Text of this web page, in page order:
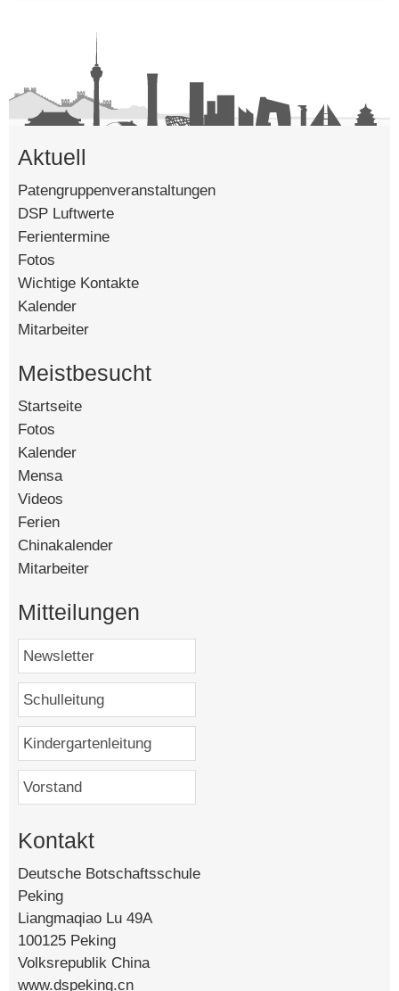
Aktuell
Patengruppenveranstaltungen
DSP Luftwerte
Ferientermine
Fotos
Wichtige Kontakte
Kalender
Mitarbeiter
Meistbesucht
Startseite
Fotos
Kalender
Mensa
Videos
Ferien
Chinakalender
Mitarbeiter
Mitteilungen
Kontakt
Deutsche Botschaftsschule
Peking
Liangmaqiao Lu 49A
100125 Peking
Volksrepublik China
www.dspeking.cn